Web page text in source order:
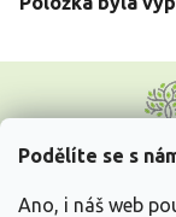
Podělíte se s
Ano, i náš web
p
Vše o nákupu